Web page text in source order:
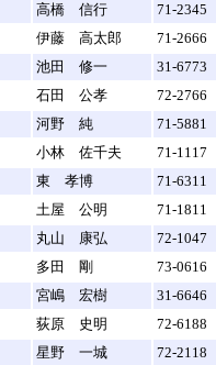
高橋 信行
71-2345
伊藤 高太郎
71-2666
池田 修一
31-6773
石田 公孝
72-2766
河野 純
71-5881
小林 佐千夫
71-1117
東 孝博
71-6311
土屋 公明
71-1811
丸山 康弘
72-1047
多田 剛
73-0616
宮嶋 宏樹
31-6646
荻原 史明
72-6188
星野 一城 72-2118